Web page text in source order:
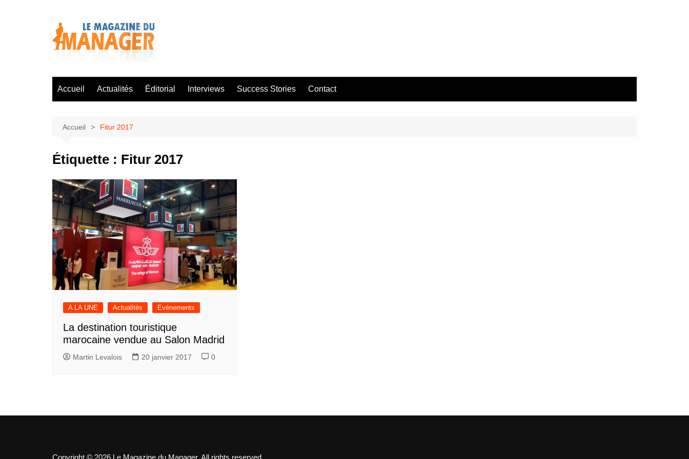
Accueil Actualités Éditorial Interviews Success Stories Contact
Accueil Fitur 2017
Étiquette : Fitur 2017
A LA UNE Actualités Evénements
La destination touristique
marocaine vendue au Salon Madrid
Martin Levalois 20 janvier 2017 0
Copyright © 2026 Le Magazine du Manager. All rights reserved.